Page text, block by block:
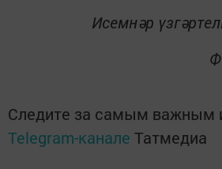
Исемнәр
Следите за самым важным
Telegram-канале Татмедиа